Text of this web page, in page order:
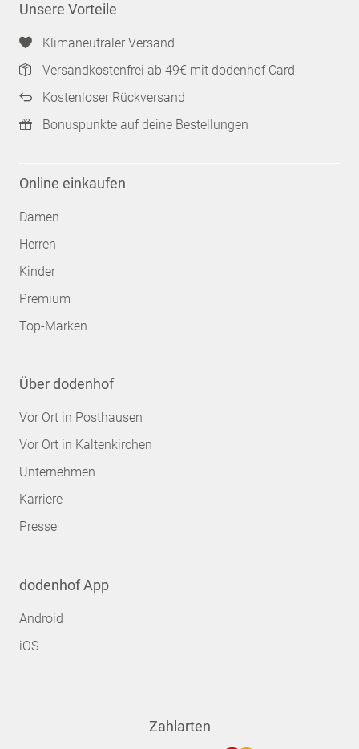
Unsere Vorteile
Klimaneutraler Versand
Versandkostenfrei ab 49€ mit dodenhof Card
Kostenloser Rückversand
Bonuspunkte auf deine Bestellungen
Online einkaufen
Damen
Herren
Kinder
Premium
Top-Marken
Über dodenhof
Vor Ort in Posthausen
Vor Ort in Kaltenkirchen
Unternehmen
Karriere
Presse
dodenhof App
Android
iOS
Zahlarten